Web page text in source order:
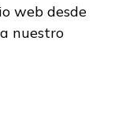
web desde
nuestro